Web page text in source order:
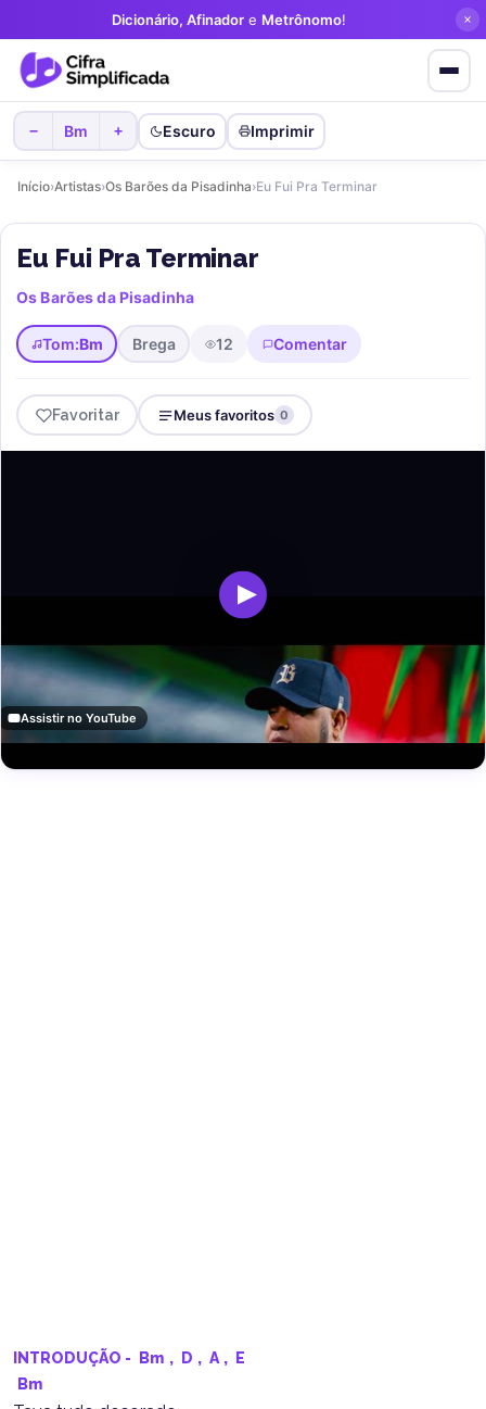
Dicionário, Afinador e Metrônomo!
− Bm + Escuro Imprimir
Início›Artistas›Os Barões da Pisadinha›Eu Fui Pra Terminar
Eu Fui Pra Terminar
Os Barões da Pisadinha
Tom:Bm Brega 12 Comentar
Favoritar Meus favoritos 0
Assistir no YouTube
INTRODUÇÃO - Bm , D , A ,
E
Bm